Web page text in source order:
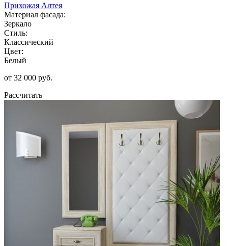
Прихожая Алтея
Материал фасада:
Зеркало
Стиль:
Классический
Цвет:
Белый
от 32 000 руб.
Рассчитать